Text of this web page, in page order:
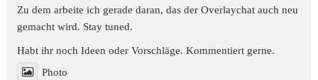
Zu dem arbeite ich gerade daran, das der Overlaychat auch neu
gemacht wird. Stay tuned.
Habt ihr noch Ideen oder Vorschläge. Kommentiert gerne.
Photo